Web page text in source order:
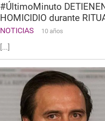
#ÚltimoMinuto
HOMICIDIO durante
NOTICIAS 10 años
[...]